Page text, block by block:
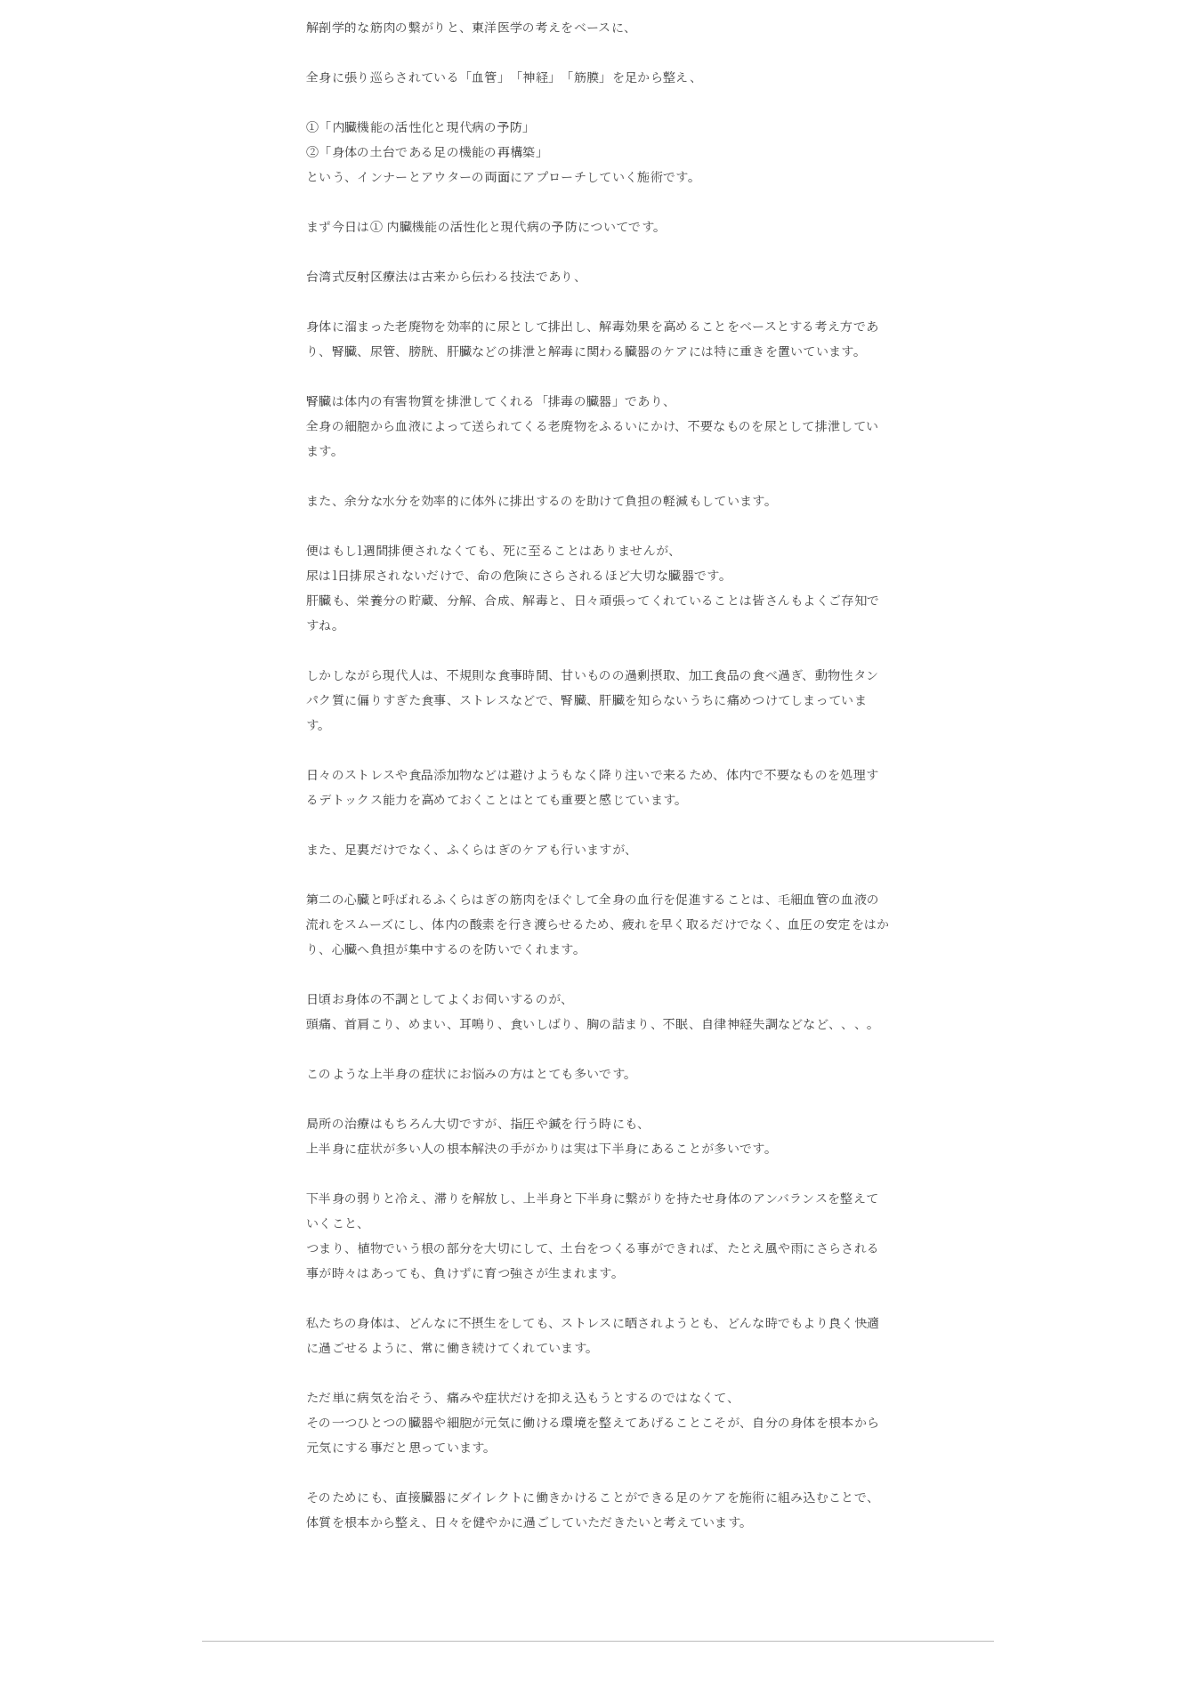
解剖学的な筋肉の繋がりと、東洋医学の考えをベースに、
全身に張り巡らされている「血管」「神経」「筋膜」を足から整え、
①「内臓機能の活性化と現代病の予防」
②「身体の土台である足の機能の再構築」
という、インナーとアウターの両面にアプローチしていく施術です。
まず今日は① 内臓機能の活性化と現代病の予防についてです。
台湾式反射区療法は古来から伝わる技法であり、
身体に溜まった老廃物を効率的に尿として排出し、解毒効果を高めることをベースとする考え方であ
り、腎臓、尿管、膀胱、肝臓などの排泄と解毒に関わる臓器のケアには特に重きを置いています。
腎臓は体内の有害物質を排泄してくれる「排毒の臓器」であり、
全身の細胞から血液によって送られてくる老廃物をふるいにかけ、不要なものを尿として排泄してい
ます。
また、余分な水分を効率的に体外に排出するのを助けて負担の軽減もしています。
便はもし1週間排便されなくても、死に至ることはありませんが、
尿は1日排尿されないだけで、命の危険にさらされるほど大切な臓器です。
肝臓も、栄養分の貯蔵、分解、合成、解毒と、日々頑張ってくれていることは皆さんもよくご存知で
すね。
しかしながら現代人は、不規則な食事時間、甘いものの過剰摂取、加工食品の食べ過ぎ、動物性タン
パク質に偏りすぎた食事、ストレスなどで、腎臓、肝臓を知らないうちに痛めつけてしまっていま
す。
日々のストレスや食品添加物などは避けようもなく降り注いで来るため、体内で不要なものを処理す
るデトックス能力を高めておくことはとても重要と感じています。
また、足裏だけでなく、ふくらはぎのケアも行いますが、
第二の心臓と呼ばれるふくらはぎの筋肉をほぐして全身の血行を促進することは、毛細血管の血液の
流れをスムーズにし、体内の酸素を行き渡らせるため、疲れを早く取るだけでなく、血圧の安定をはか
り、心臓へ負担が集中するのを防いでくれます。
日頃お身体の不調としてよくお伺いするのが、
頭痛、首肩こり、めまい、耳鳴り、食いしばり、胸の詰まり、不眠、自律神経失調などなど、、、。
このような上半身の症状にお悩みの方はとても多いです。
局所の治療はもちろん大切ですが、指圧や鍼を行う時にも、
上半身に症状が多い人の根本解決の手がかりは実は下半身にあることが多いです。
下半身の弱りと冷え、滞りを解放し、上半身と下半身に繋がりを持たせ身体のアンバランスを整えて
いくこと、
つまり、植物でいう根の部分を大切にして、土台をつくる事ができれば、たとえ風や雨にさらされる
事が時々はあっても、負けずに育つ強さが生まれます。
私たちの身体は、どんなに不摂生をしても、ストレスに晒されようとも、どんな時でもより良く快適
に過ごせるように、常に働き続けてくれています。
ただ単に病気を治そう、痛みや症状だけを抑え込もうとするのではなくて、
その一つひとつの臓器や細胞が元気に働ける環境を整えてあげることこそが、自分の身体を根本から
元気にする事だと思っています。
そのためにも、直接臓器にダイレクトに働きかけることができる足のケアを施術に組み込むことで、
体質を根本から整え、日々を健やかに過ごしていただきたいと考えています。